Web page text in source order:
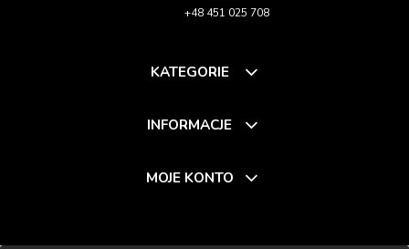
+48 451 025 708
KATEGORIE
INFORMACJE
MOJE KONTO